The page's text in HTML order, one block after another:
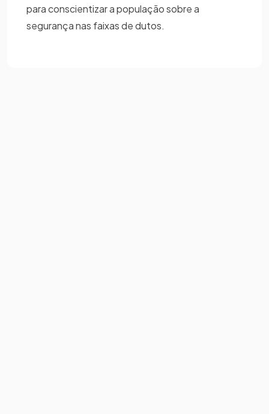
para conscientizar a população sobre a
segurança nas faixas de dutos.